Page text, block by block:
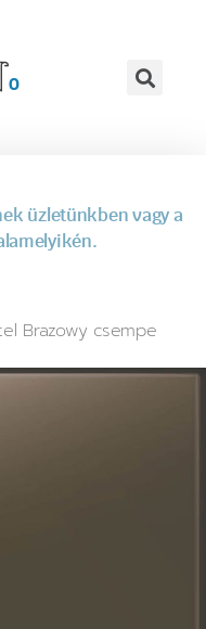
0
üzletünkben vagy a
Brazowy csempe